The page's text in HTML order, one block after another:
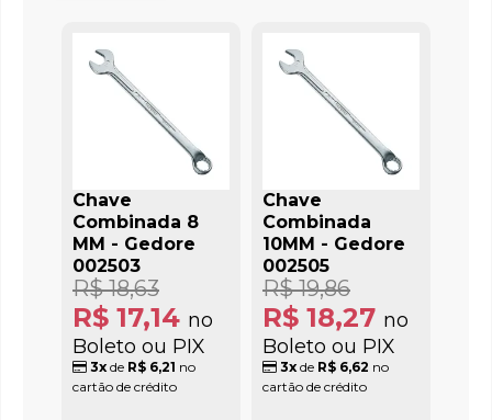
Chave
Combinada 8
MM - Gedore
002503
R$ 17,14 no
Boleto ou PIX
R$ 18,63
3x de R$ 6,21 no
cartão de crédito
Chave
Combinada
10MM - Gedore
002505
R$ 18,27 no
Boleto ou PIX
R$ 19,86
3xde R$ 6,62 no
cartão de crédito